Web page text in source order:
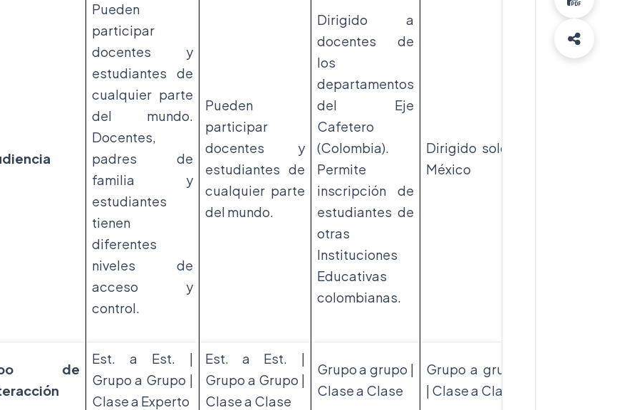
Pueden
participar
docentes y
estudiantes de
cualquier parte
del mundo.
Docentes,
padres de
familia y
estudiantes
tienen
diferentes
niveles de
acceso y
control.
Pueden
participar
docentes y
estudiantes de
cualquier parte
del mundo.
Dirigido a
docentes de
los
departamentos
del Eje
Cafetero
(Colombia).
Permite
inscripción de
estudiantes de
otras
Instituciones
Educativas
colombianas.
Dirigido solo a
México
de
Est. a Est. |
Grupo a Grupo |
Clase a Experto
Est. a Est. |
Grupo a Grupo |
Clase a Clase
Grupo a grupo |
Clase a Clase
Grupo a grupo
| Clase a Clase